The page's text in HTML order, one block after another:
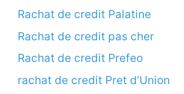
Rachat de credit Palatine
Rachat de credit pas cher
Rachat de credit Prefeo
rachat de credit Pret d’Union